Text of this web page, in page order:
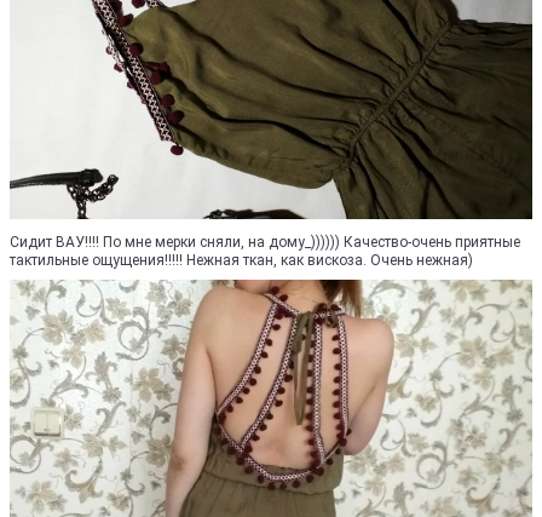
Сидит ВАУ!!!! По мне мерки сняли, на дому_)))))) Качество-очень приятные
тактильные ощущения!!!!! Нежная ткан, как вискоза. Очень нежная)